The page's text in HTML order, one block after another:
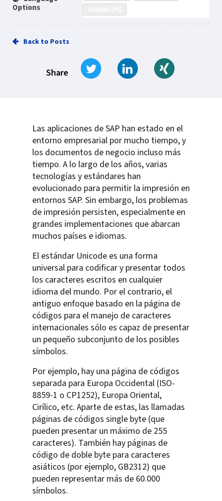
Options
Back to Posts
Share
Tweet Share on LinkedIn
Las aplicaciones de SAP han estado en el
entorno empresarial por mucho tiempo, y
los documentos de negocio incluso más
tiempo. A lo largo de los años, varias
tecnologías y estándares han
evolucionado para permitir la impresión en
entornos SAP. Sin embargo, los problemas
de impresión persisten, especialmente en
grandes implementaciones que abarcan
muchos países e idiomas.
El estándar Unicode es una forma
universal para codificar y presentar todos
los caracteres escritos en cualquier
idioma del mundo. Por el contrario, el
antiguo enfoque basado en la página de
códigos para el manejo de caracteres
internacionales sólo es capaz de presentar
un pequeño subconjunto de los posibles
símbolos.
Por ejemplo, hay una página de códigos
separada para Europa Occidental (ISO-
8859-1 o CP1252), Europa Oriental,
Cirílico, etc. Aparte de estas, las llamadas
páginas de códigos single byte (que
pueden presentar un máximo de 255
caracteres). También hay páginas de
código de doble byte para caracteres
asiáticos (por ejemplo, GB2312) que
pueden representar más de 60.000
símbolos.